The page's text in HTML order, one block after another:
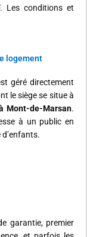
Les conditions et
logement
géré directement
le siège se situe à
Mont-de-Marsan.
à un public en
garantie, premier